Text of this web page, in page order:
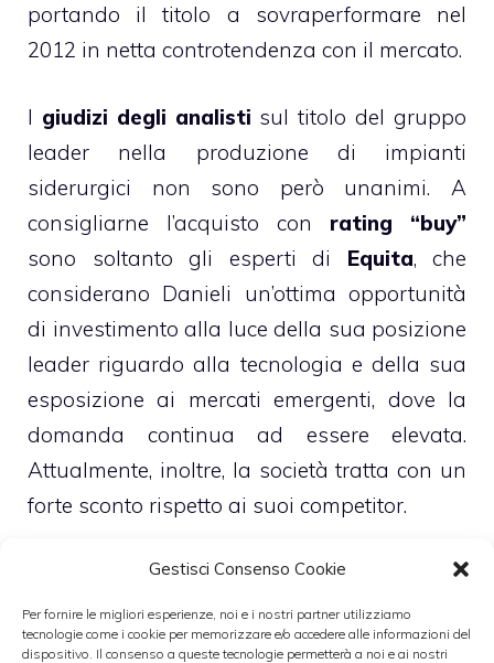
Gestisci Consenso Cookie
Per fornire le migliori esperienze, noi e i nostri partner utilizziamo
tecnologie come i cookie per memorizzare e/o accedere alle informazioni del
dispositivo. Il consenso a queste tecnologie permetterà a noi e ai nostri
portando il titolo a sovraperformare nel
2012 in netta controtendenza con il mercato.
I giudizi degli analisti sul titolo del gruppo
leader nella produzione di impianti
siderurgici non sono però unanimi. A
consigliarne l’acquisto con rating “buy”
sono soltanto gli esperti di Equita, che
considerano Danieli un’ottima opportunità
di investimento alla luce della sua posizione
leader riguardo alla tecnologia e della sua
esposizione ai mercati emergenti, dove la
domanda continua ad essere elevata.
Attualmente, inoltre, la società tratta con un
forte sconto rispetto ai suoi competitor.
Giudizio ugualmente positivo è espresso
dagli analisti diMediobancaedExane, che